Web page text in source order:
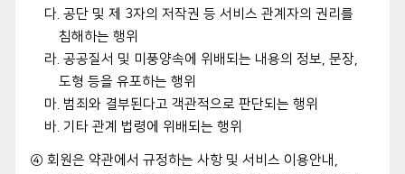
다. 공단 및 제 3자의 저작권 등 서비스 관계자의 권리를
침해하는 행위
라. 공공질서 및 미풍양속에 위배되는 내용의 정보, 문장,
도형 등을 유포하는 행위
마. 범죄와 결부된다고 객관적으로 판단되는 행위
바. 기타 관계 법령에 위배되는 행위
④ 회원은 약관에서 규정하는 사항 및 서비스 이용안내,